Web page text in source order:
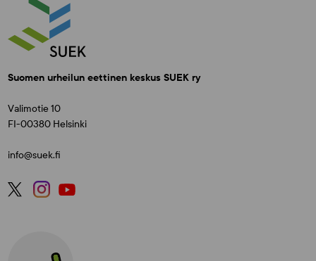
Suomen urheilun eettinen keskus SUEK ry
Valimotie 10
FI-00380 Helsinki
info@suek.fi